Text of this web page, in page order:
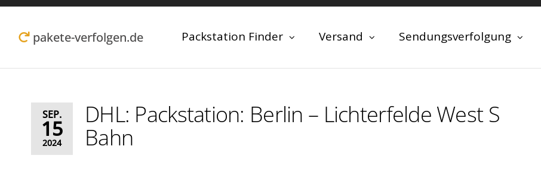
Zum
Inhalt pakete-verfolgen.de Packstation Finder Versand Sendungsverfolgung
SEP.
15
2024
DHL: Packstation: Berlin – Lichterfelde West S
Bahn